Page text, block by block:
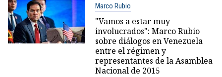
Marco Rubio
"Vamos a estar muy
involucrados": Marco Rubio
sobre diálogos en Venezuela
entre el régimen y
representantes de la Asamblea
Nacional de 2015